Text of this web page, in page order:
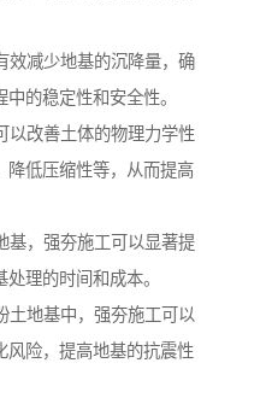
效减少地基的沉降量，确
的稳定性和安全性。
以改善土体的物理力学性
降低压缩性等，从而提高
基，强夯施工可以显著提
理的时间和成本。
土地基中，强夯施工可以
风险，提高地基的抗震性